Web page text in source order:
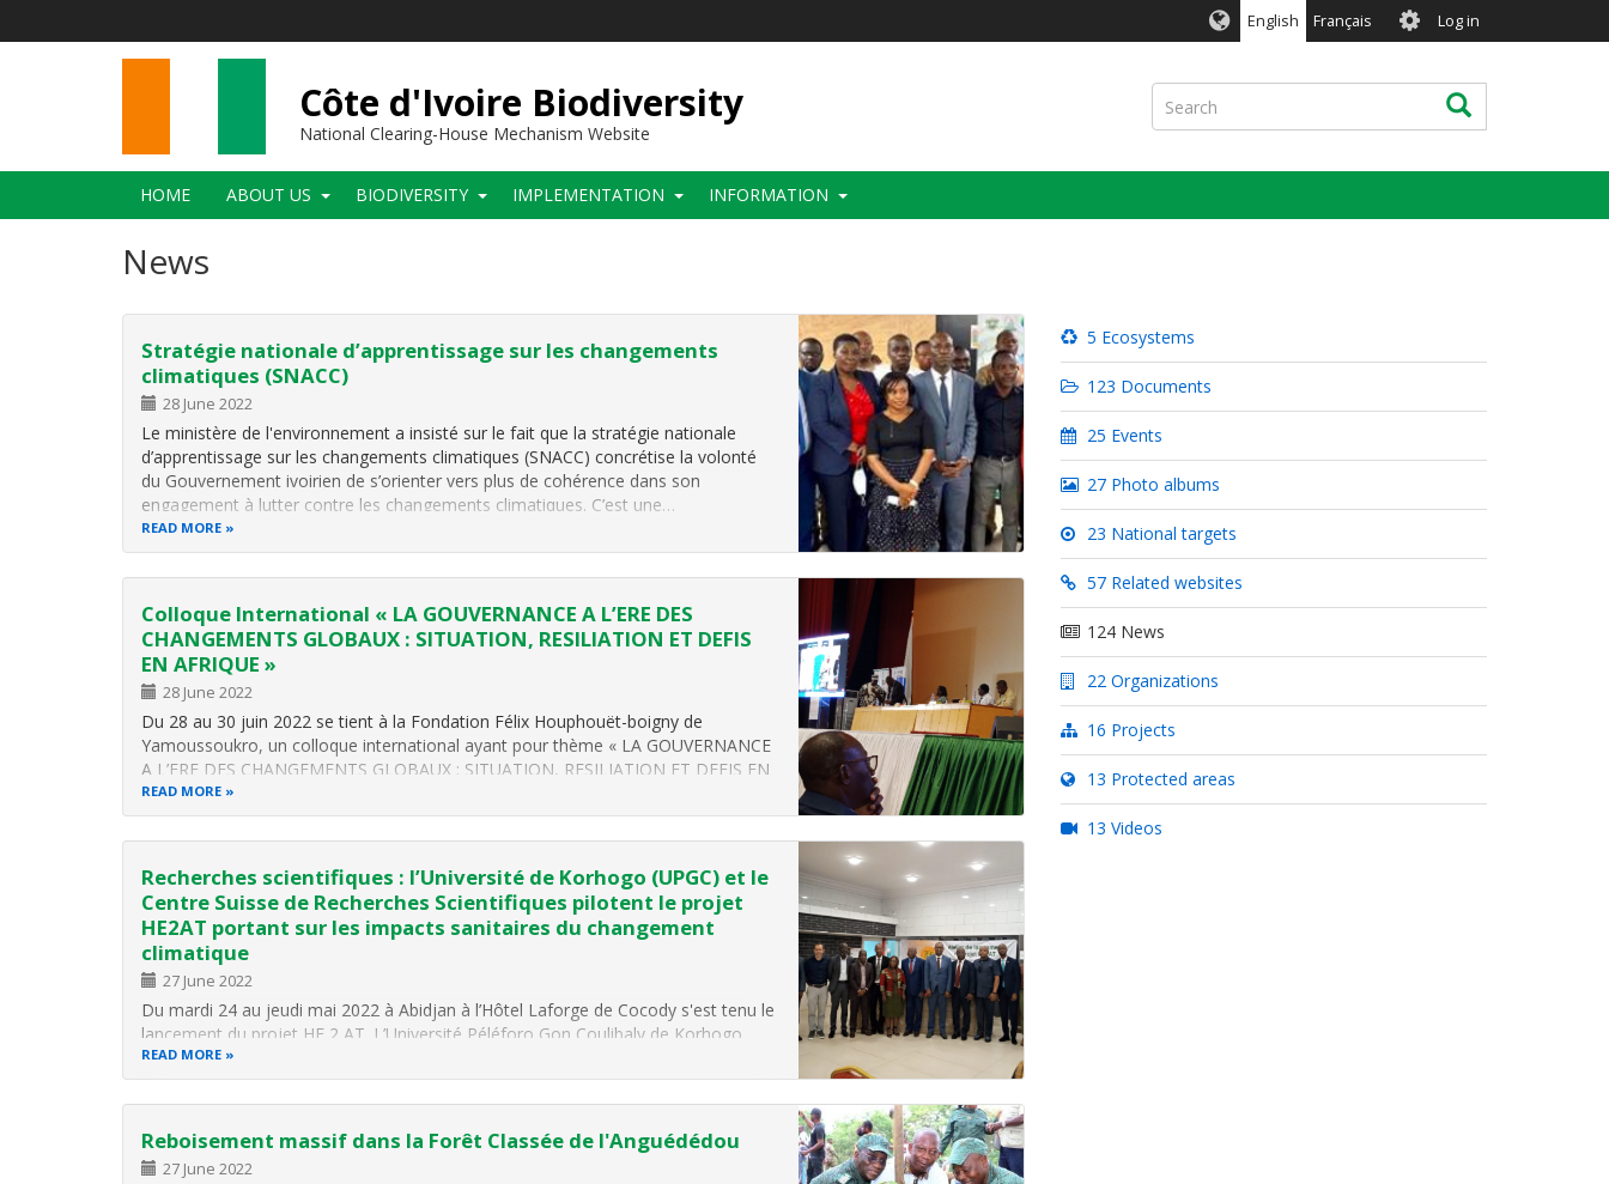
English Français User
account
menu
Log in
Côte d'Ivoire Biodiversity
National Clearing-House Mechanism Website
Search Search
Main
navigation
HOME ABOUT US BIODIVERSITY IMPLEMENTATION INFORMATION
News
Stratégie nationale d’apprentissage sur les changements
climatiques (SNACC)
28 June 2022
Le ministère de l'environnement a insisté sur le fait que la stratégie nationale
d’apprentissage sur les changements climatiques (SNACC) concrétise la volonté
du Gouvernement ivoirien de s’orienter vers plus de cohérence dans son
engagement à lutter contre les changements climatiques. C’est une…
READ MORE
Colloque International « LA GOUVERNANCE A L’ERE DES
CHANGEMENTS GLOBAUX : SITUATION, RESILIATION ET DEFIS
EN AFRIQUE »
28 June 2022
Du 28 au 30 juin 2022 se tient à la Fondation Félix Houphouët-boigny de
Yamoussoukro, un colloque international ayant pour thème « LA GOUVERNANCE
A L’ERE DES CHANGEMENTS GLOBAUX : SITUATION, RESILIATION ET DEFIS EN
AFRIQUE ». Au cours de ce colloque, plusieurs présentations orale, affichée et
des…
READ MORE
Recherches scientifiques : l’Université de Korhogo (UPGC) et le
Centre Suisse de Recherches Scientifiques pilotent le projet
HE2AT portant sur les impacts sanitaires du changement
climatique
27 June 2022
Du mardi 24 au jeudi mai 2022 à Abidjan à l’Hôtel Laforge de Cocody s'est tenu le
lancement du projet HE 2 AT. L’Université Péléforo Gon Coulibaly de Korhogo
(UPGC) et le Centre Suisse de Recherches Scientifiques en Côte d’Ivoire (CSRS)
sont les deux institutions ivoiriennes choisies pour piloter…
READ MORE
Reboisement massif dans la Forêt Classée de l'Anguédédou
27 June 2022
5 Ecosystems
123 Documents
25 Events
27 Photo albums
23 National targets
57 Related websites
124 News
22 Organizations
16 Projects
13 Protected areas
13 Videos